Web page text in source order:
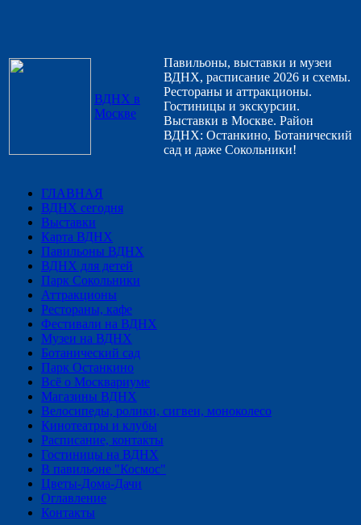
ВДНХ в
Москве
Павильоны, выставки и музеи
ВДНХ, расписание 2026 и схемы.
Рестораны и аттракционы.
Гостиницы и экскурсии.
Выставки в Москве. Район
ВДНХ: Останкино, Ботанический
сад и даже Сокольники!
ГЛАВНАЯ
ВДНХ сегодня
Выставки
Карта ВДНХ
Павильоны ВДНХ
ВДНХ для детей
Парк Сокольники
Аттракционы
Рестораны, кафе
Фестивали на ВДНХ
Музеи на ВДНХ
Ботанический сад
Парк Останкино
Всё о Москвариуме
Магазины ВДНХ
Велосипеды, ролики, сигвеи, моноколесо
Кинотеатры и клубы
Расписание, контакты
Гостиницы на ВДНХ
В павильоне "Космос"
Цветы-Дома-Дачи
Оглавление
Контакты